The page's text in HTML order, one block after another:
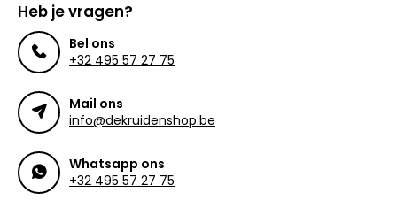
Heb je vragen?
Bel ons
+32 495 57 27 75
Mail ons
info@dekruidenshop.be
Whatsapp ons
+32 495 57 27 75